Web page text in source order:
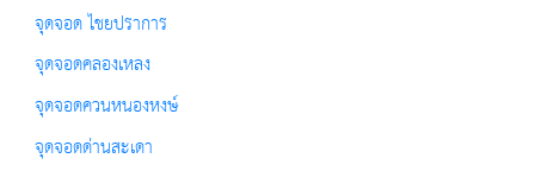
จุดจอด ไชยปราการ
จุดจอดคลองเหลง
จุดจอดควนหนองหงษ์
จุดจอดด่านสะเดา